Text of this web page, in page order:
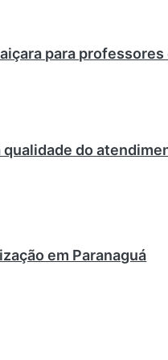
para professores
qualidade do
em Paranaguá